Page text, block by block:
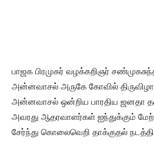
பாஜக பிரமுகர் வழக்கறிஞர்
அன்னவாசல் அருகே கோவில்
அன்னவாசல் ஒன்றிய பாரதிய ஜனதா
அவரது ஆதரவாளர்கள் ஐந்துக்கும்
சேர்ந்து கொலைவெறி தாக்குதல்